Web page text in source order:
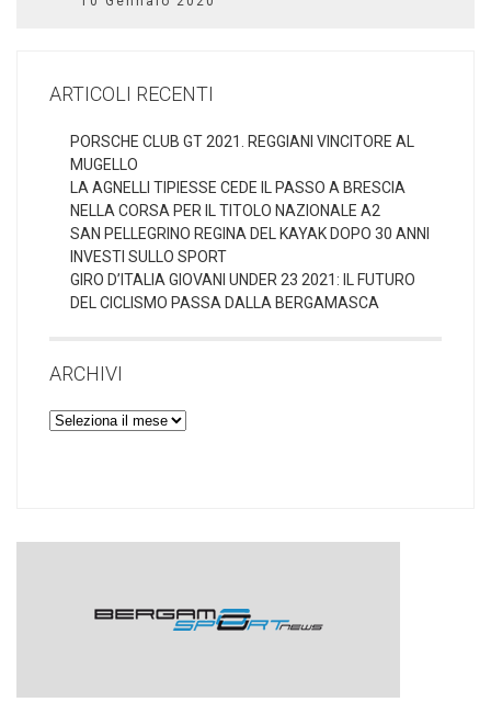
ARTICOLI RECENTI
PORSCHE CLUB GT 2021. REGGIANI VINCITORE AL
MUGELLO
LA AGNELLI TIPIESSE CEDE IL PASSO A BRESCIA
NELLA CORSA PER IL TITOLO NAZIONALE A2
SAN PELLEGRINO REGINA DEL KAYAK DOPO 30 ANNI
INVESTI SULLO SPORT
GIRO D’ITALIA GIOVANI UNDER 23 2021: IL FUTURO
DEL CICLISMO PASSA DALLA BERGAMASCA
ARCHIVI
Archivi